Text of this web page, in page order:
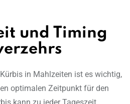
und Timing
in Mahlzeiten ist es wichtig,
optimalen Zeitpunkt für den